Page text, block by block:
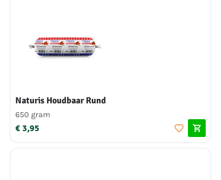
Naturis Houdbaar Rund
650 gram
€ 3,95